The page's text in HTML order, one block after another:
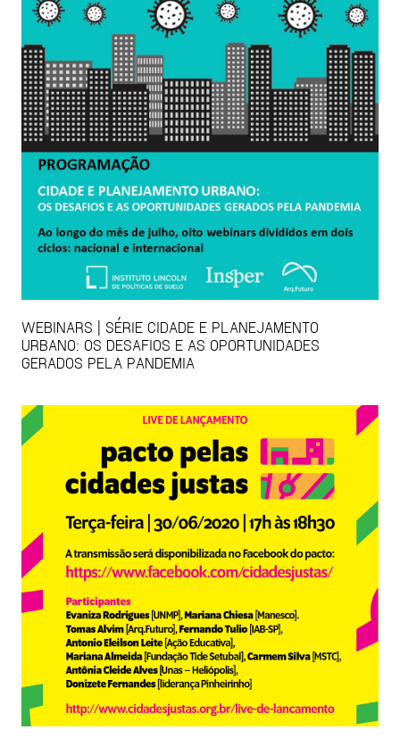
WEBINARS | SÉRIE CIDADE E PLANEJAMENTO
URBANO: OS DESAFIOS E AS OPORTUNIDADES
GERADOS PELA PANDEMIA